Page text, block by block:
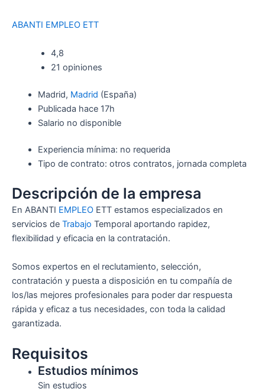
ABANTI EMPLEO ETT
4,8
21 opiniones
Madrid, Madrid (España)
Publicada hace 17h
Salario no disponible
Experiencia mínima: no requerida
Tipo de contrato: otros contratos, jornada completa
Descripción de la empresa
En ABANTI EMPLEO ETT estamos especializados en
servicios de Trabajo Temporal aportando rapidez,
flexibilidad y eficacia en la contratación.
Somos expertos en el reclutamiento, selección,
contratación y puesta a disposición en tu compañía de
los/las mejores profesionales para poder dar respuesta
rápida y eficaz a tus necesidades, con toda la calidad
garantizada.
Requisitos
Estudios mínimos
Sin estudios